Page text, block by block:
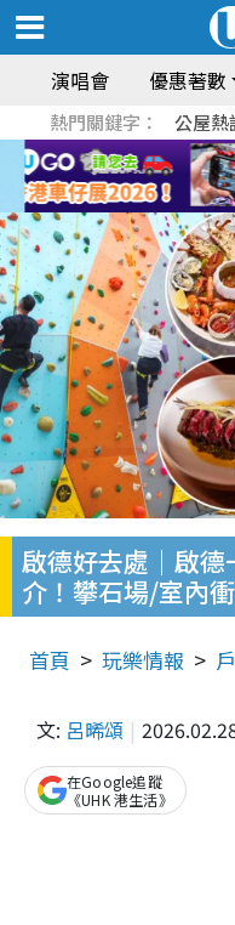
演唱會 優惠著數
熱門關鍵字： 公屋熱
啟德好去處｜啟
介！攀石場/室內
首頁 玩樂情報
文: 呂晞頌
在Google追蹤
《UHK 港生活》